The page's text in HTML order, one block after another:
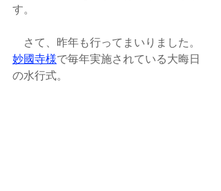
す。
さて、昨年も行ってまいりました。
妙國寺様で毎年実施されている大晦日
の水行式。